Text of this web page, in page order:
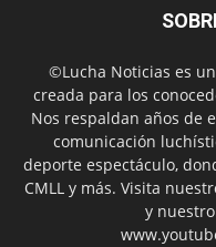
©Lucha Noticias es
creada para los
Nos respaldan años de
comunicación
deporte espectáculo,
CMLL y más. Visita
y